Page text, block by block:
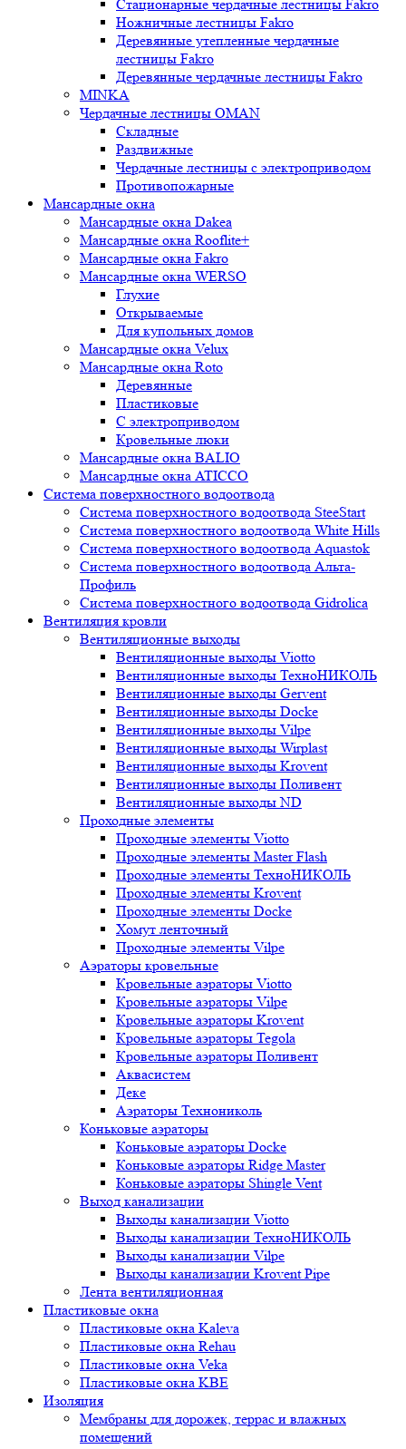
Стационарные чердачные лестницы Fakro
Ножничные лестницы Fakro
Деревянные утепленные чердачные
лестницы Fakro
Деревянные чердачные лестницы Fakro
MINKA
Чердачные лестницы OMAN
Складные
Раздвижные
Чердачные лестницы с электроприводом
Противопожарные
Мансардные окна
Мансардные окна Dakea
Мансардные окна Rooflite+
Мансардные окна Fakro
Мансардные окна WERSO
Глухие
Открываемые
Для купольных домов
Мансардные окна Velux
Мансардные окна Roto
Деревянные
Пластиковые
С электроприводом
Кровельные люки
Мансардные окна BALIO
Мансардные окна ATICCO
Система поверхностного водоотвода
Система поверхностного водоотвода SteeStart
Система поверхностного водоотвода White Hills
Система поверхностного водоотвода Aquastok
Система поверхностного водоотвода Альта-
Профиль
Система поверхностного водоотвода Gidrolica
Вентиляция кровли
Вентиляционные выходы
Вентиляционные выходы Viotto
Вентиляционные выходы ТехноНИКОЛЬ
Вентиляционные выходы Gervent
Вентиляционные выходы Docke
Вентиляционные выходы Vilpe
Вентиляционные выходы Wirplast
Вентиляционные выходы Krovent
Вентиляционные выходы Поливент
Вентиляционные выходы ND
Проходные элементы
Проходные элементы Viotto
Проходные элементы Master Flash
Проходные элементы ТехноНИКОЛЬ
Проходные элементы Krovent
Проходные элементы Docke
Хомут ленточный
Проходные элементы Vilpe
Аэраторы кровельные
Кровельные аэраторы Viotto
Кровельные аэраторы Vilpe
Кровельные аэраторы Krovent
Кровельные аэраторы Tegola
Кровельные аэраторы Поливент
Аквасистем
Деке
Аэраторы Технониколь
Коньковые аэраторы
Коньковые аэраторы Docke
Коньковые аэраторы Ridge Master
Коньковые аэраторы Shingle Vent
Выход канализации
Выходы канализации Viotto
Выходы канализации ТехноНИКОЛЬ
Выходы канализации Vilpe
Выходы канализации Krovent Pipe
Лента вентиляционная
Пластиковые окна
Пластиковые окна Kaleva
Пластиковые окна Rehau
Пластиковые окна Veka
Пластиковые окна KBE
Изоляция
Мембраны для дорожек, террас и влажных
помещений